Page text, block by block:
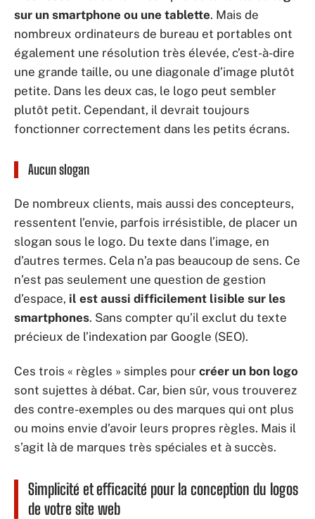
sur un smartphone ou une tablette. Mais de
nombreux ordinateurs de bureau et portables ont
également une résolution très élevée, c’est-à-dire
une grande taille, ou une diagonale d’image plutôt
petite. Dans les deux cas, le logo peut sembler
plutôt petit. Cependant, il devrait toujours
fonctionner correctement dans les petits écrans.
Aucun slogan
De nombreux clients, mais aussi des concepteurs,
ressentent l’envie, parfois irrésistible, de placer un
slogan sous le logo. Du texte dans l’image, en
d’autres termes. Cela n’a pas beaucoup de sens. Ce
n’est pas seulement une question de gestion
d’espace, il est aussi difficilement lisible sur les
smartphones. Sans compter qu’il exclut du texte
précieux de l’indexation par Google (SEO).
Ces trois « règles » simples pour créer un bon logo
sont sujettes à débat. Car, bien sûr, vous trouverez
des contre-exemples ou des marques qui ont plus
ou moins envie d’avoir leurs propres règles. Mais il
s’agit là de marques très spéciales et à succès.
Simplicité et efficacité pour la conception du logos
de votre site web